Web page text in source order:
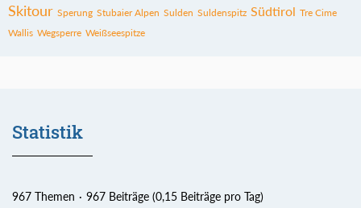
Skitour Sperung Stubaier Alpen Sulden Suldenspitz Südtirol Tre Cime
Wallis Wegsperre Weißseespitze
Statistik
967 Themen 967 Beiträge (0,15 Beiträge pro Tag)